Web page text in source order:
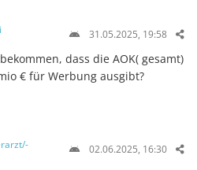
31.05.2025, 19:58
dass die AOK( gesamt)
€ für Werbung ausgibt?
02.06.2025, 16:30